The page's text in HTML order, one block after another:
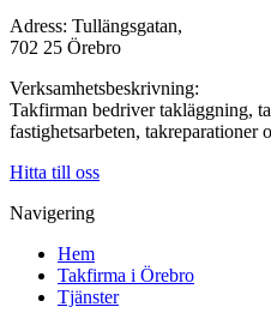
Adress: Tullängsgatan,
702 25 Örebro
Verksamhetsbeskrivning:
Takfirman bedriver takläggning,
fastighetsarbeten, takreparationer
Hitta till oss
Navigering
Hem
Takfirma i Örebro
Tjänster